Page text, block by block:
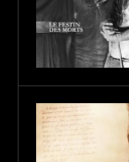
1980
2000
2020
Réalisateur
(Daniel Grou) Podz